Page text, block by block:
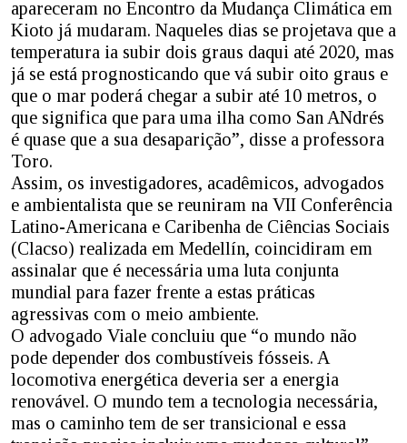
apareceram no Encontro da Mudança Climática em
Kioto já mudaram. Naqueles dias se projetava que a
temperatura ia subir dois graus daqui até 2020, mas
já se está prognosticando que vá subir oito graus e
que o mar poderá chegar a subir até 10 metros, o
que significa que para uma ilha como San ANdrés
é quase que a sua desaparição”, disse a professora
Toro.
Assim, os investigadores, acadêmicos, advogados
e ambientalista que se reuniram na VII Conferência
Latino-Americana e Caribenha de Ciências Sociais
(Clacso) realizada em Medellín, coincidiram em
assinalar que é necessária uma luta conjunta
mundial para fazer frente a estas práticas
agressivas com o meio ambiente.
O advogado Viale concluiu que “o mundo não
pode depender dos combustíveis fósseis. A
locomotiva energética deveria ser a energia
renovável. O mundo tem a tecnologia necessária,
mas o caminho tem de ser transicional e essa